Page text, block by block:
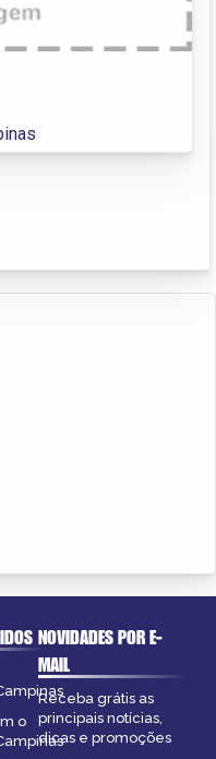
o
NOVIDADES POR E-
MAIL
Receba grátis as
principais notícias,
dicas e promoções